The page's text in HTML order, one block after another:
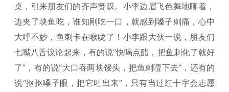
桌，引来朋友们的齐声赞叹。小李边眉飞色舞地聊着，
边夹了块鱼吃，谁知刚吃一口，就感到嗓子刺痛，心中
大呼不妙，鱼刺卡在喉咙了！小李跟大伙一说，朋友们
七嘴八舌议论起来，有的说“快喝点醋，把鱼刺化了就好
了”，有的说“大口吞两块馒头，把鱼刺噎下去”，还有的
说“抠抠嗓子眼，把它吐出来”，只有当过红十字会志愿